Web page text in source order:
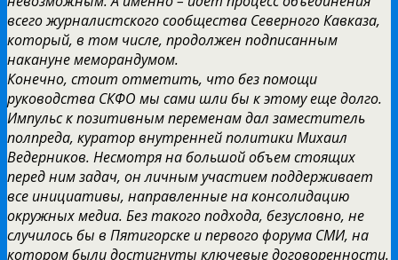
всего журналистского сообщества Северного Кавказа,
который, в том числе, продолжен подписанным
накануне меморандумом.
Конечно, стоит отметить, что без помощи
руководства СКФО мы сами шли бы к этому еще долго.
Импульс к позитивным переменам дал заместитель
полпреда, куратор внутренней политики Михаил
Ведерников. Несмотря на большой объем стоящих
перед ним задач, он личным участием поддерживает
все инициативы, направленные на консолидацию
окружных медиа. Без такого подхода, безусловно, не
случилось бы в Пятигорске и первого форума СМИ, на
котором были достигнуты ключевые договоренности.